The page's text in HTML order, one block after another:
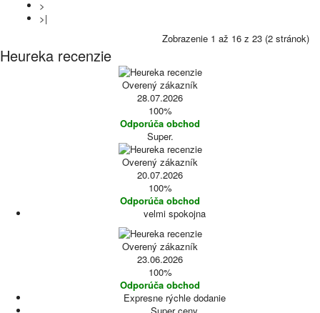
>
>|
Zobrazenie 1 až 16 z 23 (2 stránok)
Heureka recenzie
Overený zákazník
28.07.2026
100%
Odporúča obchod
Super.
Overený zákazník
20.07.2026
100%
Odporúča obchod
velmi spokojna
Overený zákazník
23.06.2026
100%
Odporúča obchod
Expresne rýchle dodanie